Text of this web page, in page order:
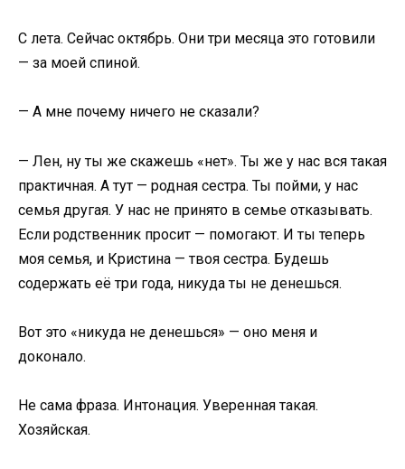
С лета. Сейчас октябрь. Они три месяца это готовили
— за моей спиной.
— А мне почему ничего не сказали?
— Лен, ну ты же скажешь «нет». Ты же у нас вся такая
практичная. А тут — родная сестра. Ты пойми, у нас
семья другая. У нас не принято в семье отказывать.
Если родственник просит — помогают. И ты теперь
моя семья, и Кристина — твоя сестра. Будешь
содержать её три года, никуда ты не денешься.
Вот это «никуда не денешься» — оно меня и
доконало.
Не сама фраза. Интонация. Уверенная такая.
Хозяйская.